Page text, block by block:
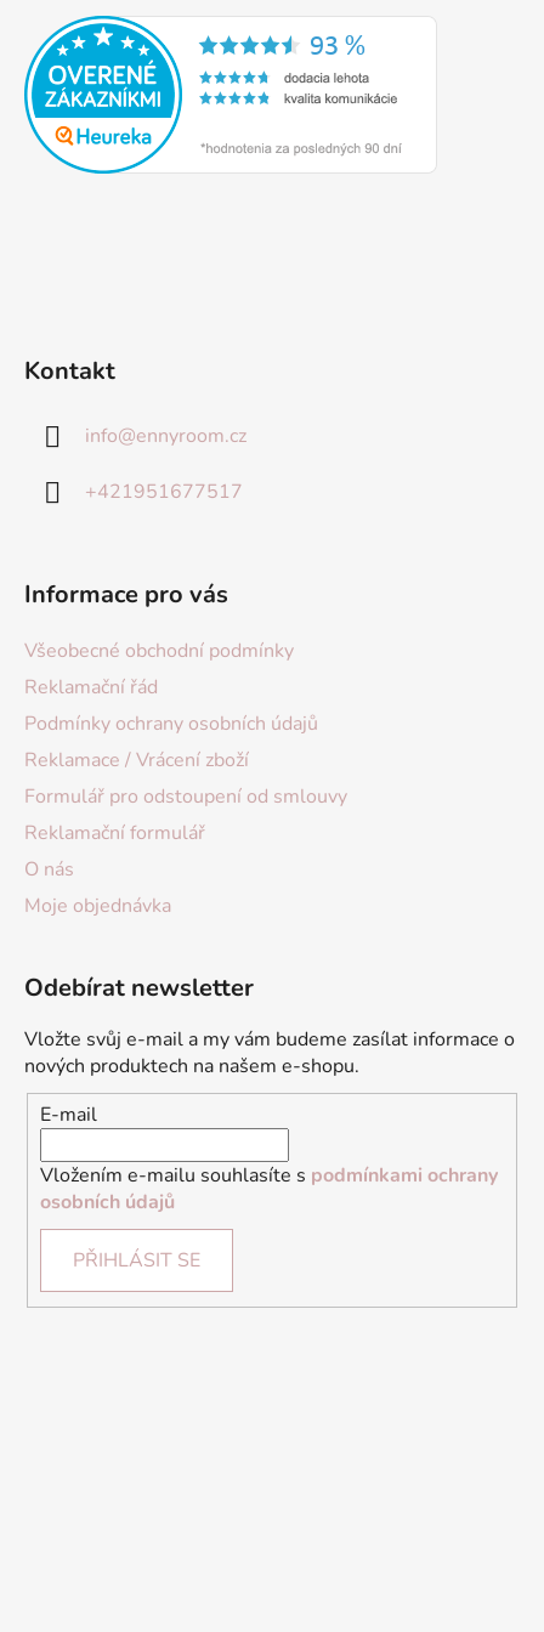
Kontakt
info@ennyroom.cz
+421951677517
Informace pro vás
Všeobecné obchodní podmínky
Reklamační řád
Podmínky ochrany osobních údajů
Reklamace / Vrácení zboží
Formulář pro odstoupení od smlouvy
Reklamační formulář
O nás
Moje objednávka
Odebírat newsletter
Vložte svůj e-mail a my vám budeme zasílat informace o
nových produktech na našem e-shopu.
E-mail
Vložením e-mailu souhlasíte s podmínkami ochrany
osobních údajů
PŘIHLÁSIT SE